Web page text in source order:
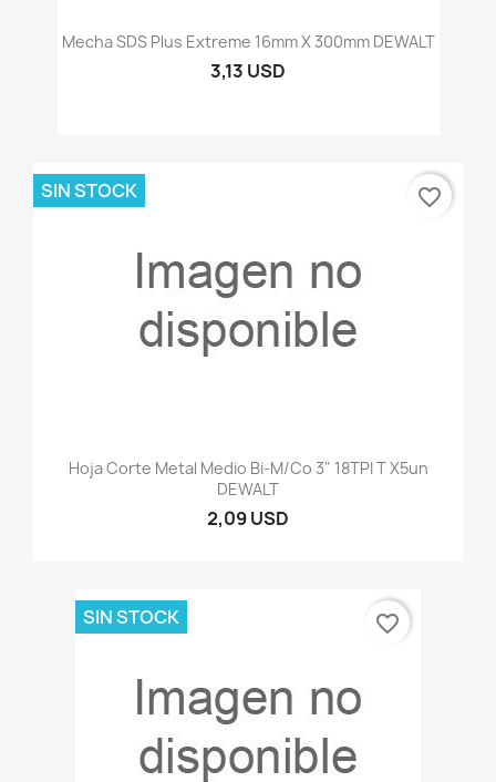
Mecha SDS Plus Extreme 16mm X 300mm DEWALT
3,13 USD
Hoja Corte Metal Medio Bi-M/Co 3" 18TPI T X5un
DEWALT
2,09 USD
SIN STOCK favorite_border
SIN STOCK favorite_border